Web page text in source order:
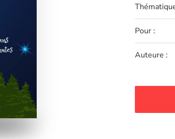
Pour :
Auteure :